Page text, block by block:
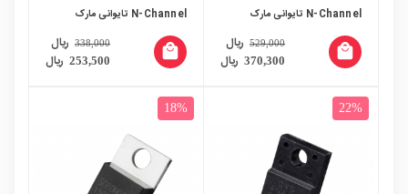
N-Channel تایوانی مارک
CYStek پکیج TO-220
370,300 ریال
529,000 ریال local_mall
N-Channel تایوانی مارک
CYStek پکیج TO-220
253,500 ریال
338,000 ریال local_mall
22%
18%